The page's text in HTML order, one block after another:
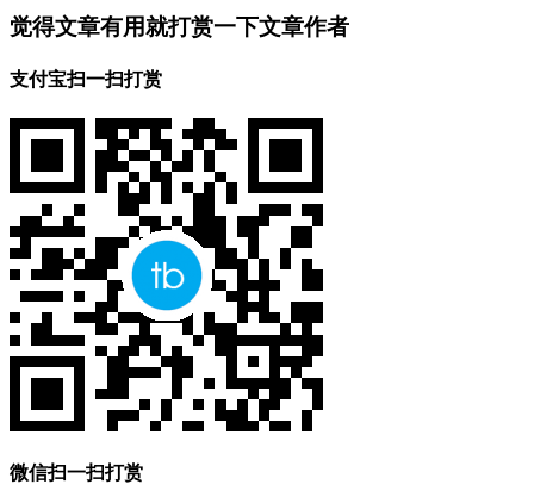
觉得文章有用就打赏一下文章作者
支付宝扫一扫打赏
微信扫一扫打赏